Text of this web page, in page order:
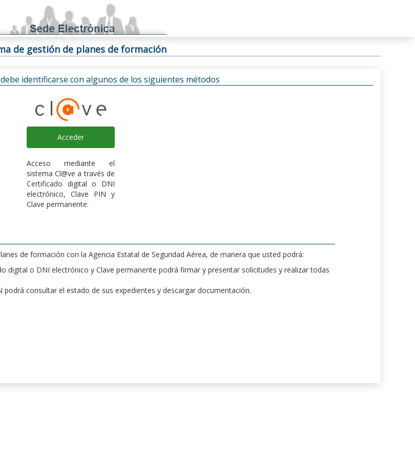
de gestión de planes de formación
identificarse con algunos de los siguientes métodos
Acceder
Acceso mediante el
sistema Cl@ve a través de
Certificado digital o DNI
electrónico, Clave PIN y
Clave permanente.
de formación con la Agencia Estatal de Seguridad Aérea, de manera que usted podrá:
digital o DNI electrónico y Clave permanente podrá firmar y presentar solicitudes y realizar todas
podrá consultar el estado de sus expedientes y descargar documentación.